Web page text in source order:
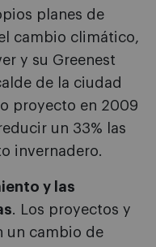
planes de
cambio climático,
y su Greenest
de la ciudad
proyecto en 2009
un 33% las
invernadero.
y las
. Los proyectos y
un cambio de